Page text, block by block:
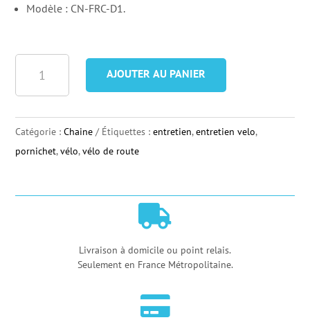
Modèle : CN-FRC-D1.
Sram
Force
AJOUTER AU PANIER
Catégorie :Chaine Étiquettes :entretien,entretien velo,
pornichet,vélo,vélo de route

Livraison à domicile ou point relais.
Seulement en France Métropolitaine.
